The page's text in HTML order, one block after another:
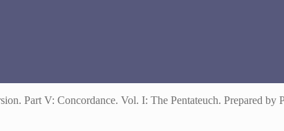
Part V: Concordance. Vol. I: The Pentateuch. Prepared by